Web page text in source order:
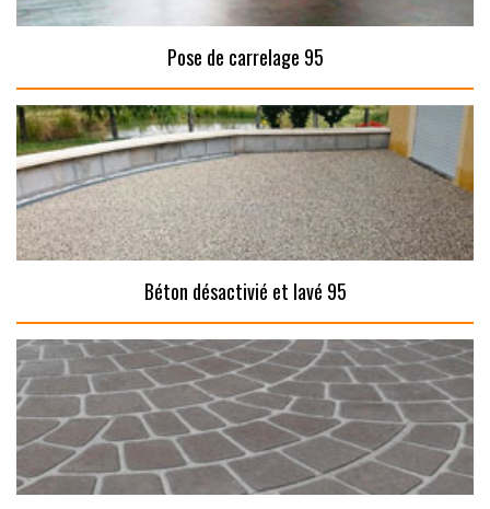
Pose de carrelage 95
Béton désactivié et lavé 95